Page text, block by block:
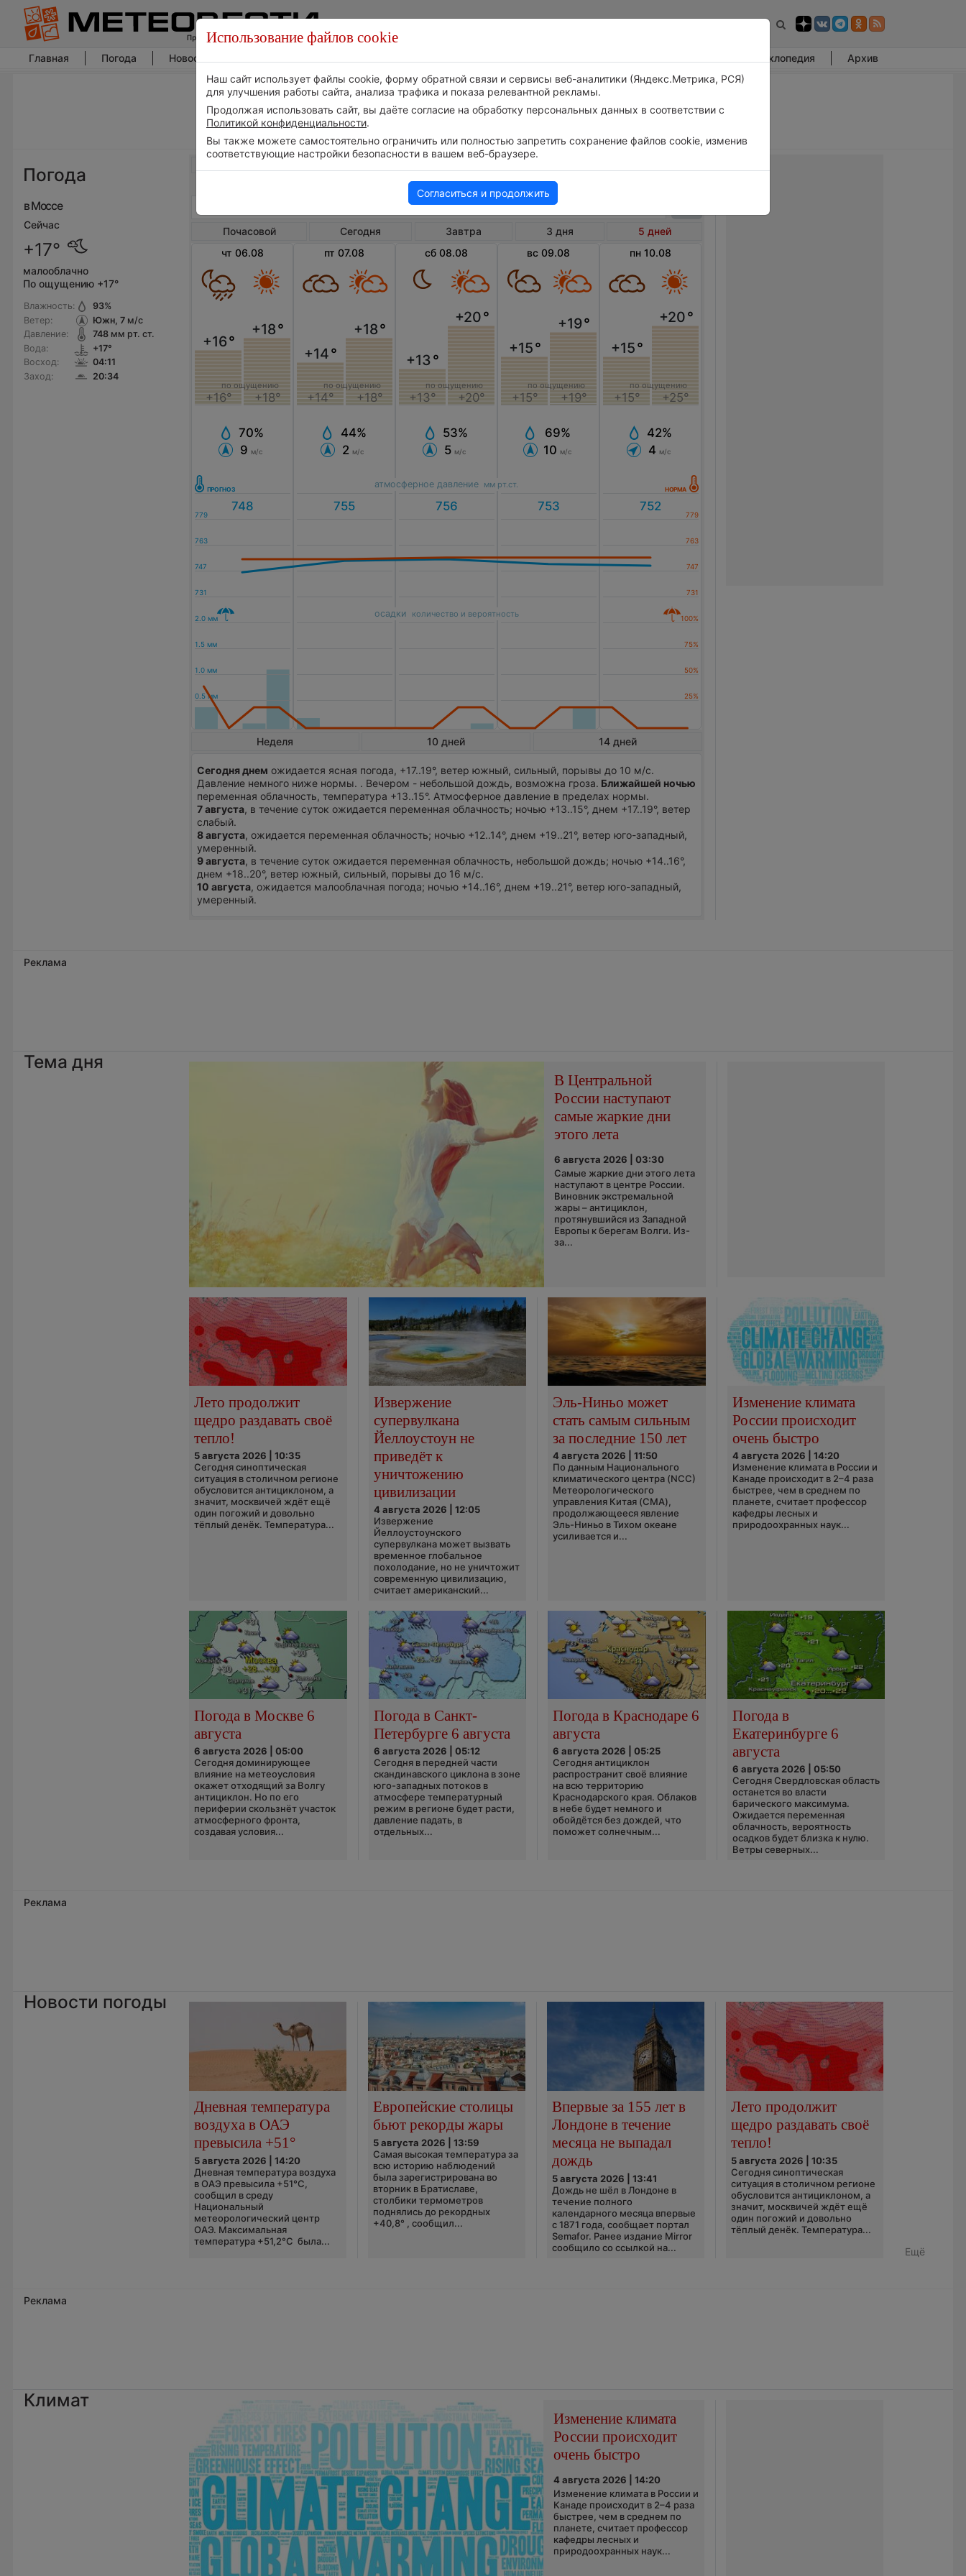
Главная Погода Новости погоды Энциклопедия Архив
Погода
в Моссе
Сейчас
+17°
малооблачно
По ощущению +17°
Влажность:
Ветер:
Давление:
Вода:
Восход:
Заход:
93%
Южн, 7м/с
748мм рт. ст.
+17°
04:11
20:34
Погода в Моссе на 5 дней
Почасовой Сегодня Завтра 3 дня
5 дней
чт 06.08
+16°
+16°
+18°
+18°
по ощущению
70%
9 м/с
пт 07.08
+14°
+14°
+18°
+18°
по ощущению
44%
2 м/с
сб 08.08
+13°
+13°
+20°
+20°
по ощущению
53%
5 м/с
вс 09.08
+15°
+15°
+19°
+19°
по ощущению
69%
10 м/с
пн 10.08
+15°
+15°
+20°
+25°
по ощущению
42%
4 м/с
атмосферное давление мм рт.ст.
осадки количество и вероятность
Неделя 10 дней 14 дней
Сегодня днем ожидается ясная погода, +17..19°, ветер южный, сильный, порывы до 10 м/с.
Давление немного ниже нормы. . Вечером - небольшой дождь, возможна гроза. Ближайшей ночью
переменная облачность, температура +13..15°. Атмосферное давление в пределах нормы.
7 августа, в течение суток ожидается переменная облачность; ночью +13..15°, днем +17..19°, ветер
слабый.
8 августа, ожидается переменная облачность; ночью +12..14°, днем +19..21°, ветер юго-западный,
умеренный.
9 августа, в течение суток ожидается переменная облачность, небольшой дождь; ночью +14..16°,
днем +18..20°, ветер южный, сильный, порывы до 16 м/с.
10 августа, ожидается малооблачная погода; ночью +14..16°, днем +19..21°, ветер юго-западный,
умеренный.
Реклама
Тема дня
В Центральной
России наступают
самые жаркие дни
этого лета
6 августа 2026 | 03:30
Самые жаркие дни этого лета
наступают в центре России.
Виновник экстремальной
жары – антициклон,
протянувшийся из Западной
Европы к берегам Волги. Из-
за...
Лето продолжит
щедро раздавать своё
тепло!
5 августа 2026 | 10:35
Сегодня синоптическая
ситуация в столичном регионе
обусловится антициклоном, а
значит, москвичей ждёт ещё
один погожий и довольно
тёплый денёк. Температура...
Извержение
супервулкана
Йеллоустоун не
приведёт к
уничтожению
цивилизации
4 августа 2026 | 12:05
Извержение
Йеллоустоунского
супервулкана может вызвать
временное глобальное
похолодание, но не уничтожит
современную цивилизацию,
считает американский...
Эль-Ниньо может
стать самым сильным
за последние 150 лет
4 августа 2026 | 11:50
По данным Национального
климатического центра (NCC)
Метеорологического
управления Китая (CMA),
продолжающееся явление
Эль-Ниньо в Тихом океане
усиливается и...
Изменение климата
России происходит
очень быстро
4 августа 2026 | 14:20
Изменение климата в России и
Канаде происходит в 2–4 раза
быстрее, чем в среднем по
планете, считает профессор
кафедры лесных и
природоохранных наук...
Погода в Москве 6
августа
6 августа 2026 | 05:00
Сегодня доминирующее
влияние на метеоусловия
окажет отходящий за Волгу
антициклон. Но по его
периферии скользнёт участок
атмосферного фронта,
создавая условия...
Погода в Санкт-
Петербурге 6 августа
6 августа 2026 | 05:12
Сегодня в передней части
скандинавского циклона в зоне
юго-западных потоков в
атмосфере температурный
режим в регионе будет расти,
давление падать, в
отдельных...
Погода в Краснодаре 6
августа
6 августа 2026 | 05:25
Сегодня антициклон
распространит своё влияние
на всю территорию
Краснодарского края. Облаков
в небе будет немного и
обойдётся без дождей, что
поможет солнечным...
Погода в
Екатеринбурге 6
августа
6 августа 2026 | 05:50
Сегодня Свердловская область
останется во власти
барического максимума.
Ожидается переменная
облачность, вероятность
осадков будет близка к нулю.
Ветры северных...
Реклама
Новости погоды
Дневная температура
воздуха в ОАЭ
превысила +51°
5 августа 2026 | 14:20
Дневная температура воздуха
в ОАЭ превысила +51°C,
сообщил в среду
Национальный
метеорологический центр
ОАЭ. Максимальная
температура +51,2°C была...
Европейские столицы
бьют рекорды жары
5 августа 2026 | 13:59
Самая высокая температура за
всю историю наблюдений
была зарегистрирована во
вторник в Братиславе,
столбики термометров
поднялись до рекордных
+40,8° , сообщил...
Впервые за 155 лет в
Лондоне в течение
месяца не выпадал
дождь
5 августа 2026 | 13:41
Дождь не шёл в Лондоне в
течение полного
календарного месяца впервые
с 1871 года, сообщает портал
Semafor. Ранее издание Mirror
сообщило со ссылкой на...
Лето продолжит
щедро раздавать своё
тепло!
5 августа 2026 | 10:35
Сегодня синоптическая
ситуация в столичном регионе
обусловится антициклоном, а
значит, москвичей ждёт ещё
один погожий и довольно
тёплый денёк. Температура...
Ещё
Реклама
Климат
Изменение климата
России происходит
очень быстро
4 августа 2026 | 14:20
Изменение климата в России и
Канаде происходит в 2–4 раза
быстрее, чем в среднем по
планете, считает профессор
кафедры лесных и
природоохранных наук...
Использование файлов cookie
Наш сайт использует файлы cookie, форму обратной связи и сервисы веб-аналитики (Яндекс.Метрика, РСЯ)
для улучшения работы сайта, анализа трафика и показа релевантной рекламы.
Продолжая использовать сайт, вы даёте согласие на обработку персональных данных в соответствии с
Политикой конфиденциальности.
Вы также можете самостоятельно ограничить или полностью запретить сохранение файлов cookie, изменив
соответствующие настройки безопасности в вашем веб-браузере.
Согласиться и продолжить